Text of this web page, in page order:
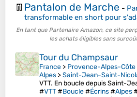
👖 Pantalon de Marche -
transformable en short pour
En tant que Partenaire Amazon, ce site
les achats éligibles sans
Tour du Champsaur
France > Provence-Alpes-Côte
Alpes >Saint-Jean-Saint-
VTT. En boucle depuis Saint-
#VTT#Boucle#Écrins#Alpes